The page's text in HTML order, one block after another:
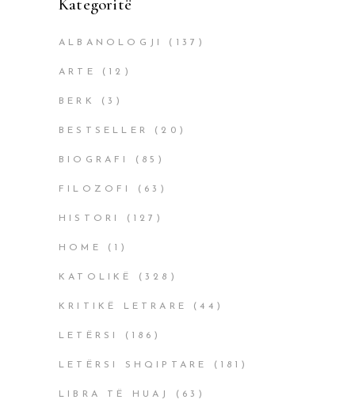
Kategoritë
ALBANOLOGJI (137)
ARTE (12)
BERK (3)
BESTSELLER (20)
BIOGRAFI (85)
FILOZOFI (63)
HISTORI (127)
HOME (1)
KATOLIKË (328)
KRITIKË LETRARE (44)
LETËRSI (186)
LETËRSI SHQIPTARE (181)
LIBRA TË HUAJ (63)